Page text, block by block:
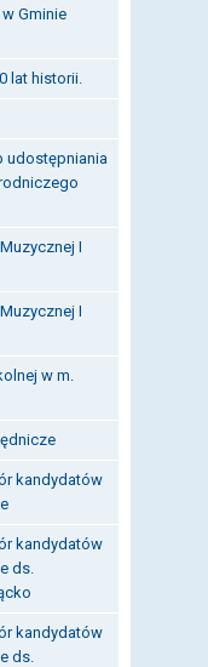
Gminie
lat historii.
udostępniania
I
I
w m.
kandydatów
kandydatów
ds.
kandydatów
ds.